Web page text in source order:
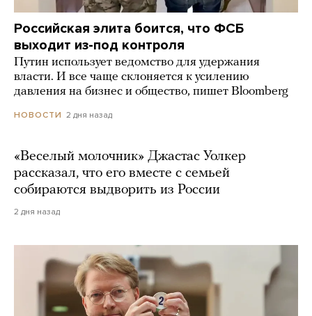
Российская элита боится, что ФСБ
выходит из-под контроля
Путин использует ведомство для удержания
власти. И все чаще склоняется к усилению
давления на бизнес и общество, пишет Bloomberg
НОВОСТИ 2 дня назад
«Веселый молочник» Джастас Уолкер
рассказал, что его вместе с семьей
собираются выдворить из России
2 дня назад